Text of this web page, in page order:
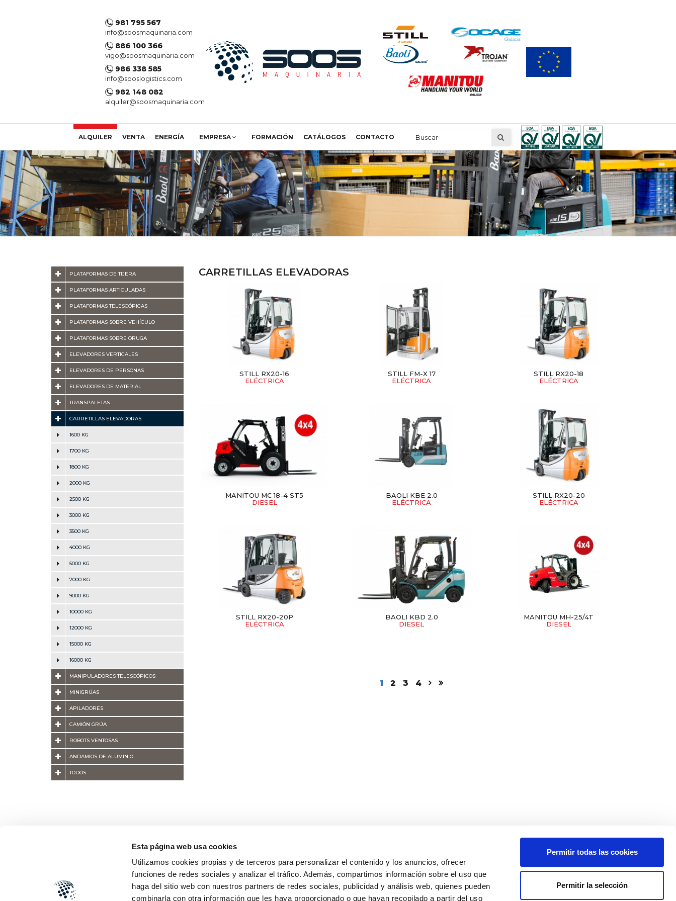
Esta página web usa cookies
Utilizamos cookies propias y de terceros para personalizar el contenido y los anuncios, ofrecer
funciones de redes sociales y analizar el tráfico. Además, compartimos información sobre el uso que
haga del sitio web con nuestros partners de redes sociales, publicidad y análisis web, quienes pueden
combinarla con otra información que les haya proporcionado o que hayan recopilado a partir del uso
Permitir todas las cookies
Permitir la selección
981 795 567
info@soosmaquinaria.com
886 100 366
vigo@soosmaquinaria.com
986 338 585
info@sooslogistics.com
982 148 082
alquiler@soosmaquinaria.com
ALQUILER VENTA ENERGÍA EMPRESA FORMACIÓN CATÁLOGOS CONTACTO
PLATAFORMAS DE TIJERA
PLATAFORMAS ARTICULADAS
PLATAFORMAS TELESCÓPICAS
PLATAFORMAS SOBRE VEHÍCULO
PLATAFORMAS SOBRE ORUGA
ELEVADORES VERTICALES
ELEVADORES DE PERSONAS
ELEVADORES DE MATERIAL
TRANSPALETAS
CARRETILLAS ELEVADORAS
1600 KG
1700 KG
1800 KG
2000 KG
2500 KG
3000 KG
3500 KG
4000 KG
5000 KG
7000 KG
9000 KG
10000 KG
12000 KG
15000 KG
16000 KG
MANIPULADORES TELESCÓPICOS
MINIGRÚAS
APILADORES
CAMIÓN GRÚA
ROBOTS VENTOSAS
ANDAMIOS DE ALUMINIO
TODOS
CARRETILLAS ELEVADORAS
STILL RX20-16
ELÉCTRICA
STILL FM-X 17
ELÉCTRICA
STILL RX20-18
ELÉCTRICA
MANITOU MC 18-4 ST5
DIESEL
BAOLI KBE 2.0
ELÉCTRICA
STILL RX20-20
ELÉCTRICA
STILL RX20-20P
ELÉCTRICA
BAOLI KBD 2.0
DIESEL
MANITOU MH-25/4T
DIESEL
1 2 3 4